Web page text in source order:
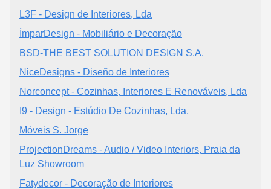
L3F - Design de Interiores, Lda
ÍmparDesign - Mobiliário e Decoração
BSD-THE BEST SOLUTION DESIGN S.A.
NiceDesigns - Diseño de Interiores
Norconcept - Cozinhas, Interiores E Renováveis, Lda
I9 - Design - Estúdio De Cozinhas, Lda.
Móveis S. Jorge
ProjectionDreams - Audio / Video Interiors, Praia da
Luz Showroom
Fatydecor - Decoração de Interiores